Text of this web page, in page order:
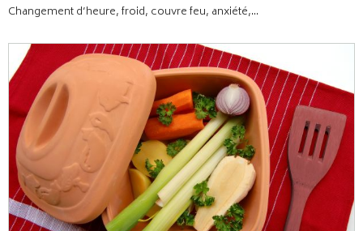
Changement d’heure, froid, couvre feu, anxiété,...